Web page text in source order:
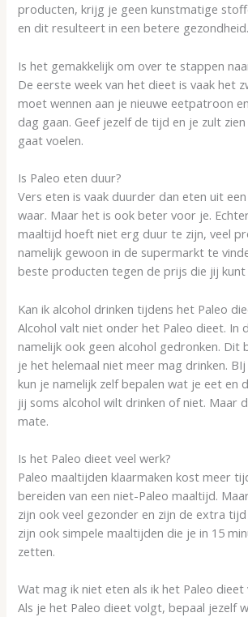
producten, krijg je geen kunstmatige
en dit resulteert in een betere gezondheid.
Is het gemakkelijk om over te stappen
De eerste week van het dieet is vaak het
moet wennen aan je nieuwe eetpatroon
dag gaan. Geef jezelf de tijd en je zult
gaat voelen.
Is Paleo eten duur?
Vers eten is vaak duurder dan eten uit
waar. Maar het is ook beter voor je.
maaltijd hoeft niet erg duur te zijn, veel
namelijk gewoon in de supermarkt te
beste producten tegen de prijs die jij kunt
Kan ik alcohol drinken tijdens het Paleo
Alcohol valt niet onder het Paleo dieet. In
namelijk ook geen alcohol gedronken. Dit
je het helemaal niet meer mag drinken.
kun je namelijk zelf bepalen wat je eet en
jij soms alcohol wilt drinken of niet. Maar
mate.
Is het Paleo dieet veel werk?
Paleo maaltijden klaarmaken kost meer
bereiden van een niet-Paleo maaltijd.
zijn ook veel gezonder en zijn de extra
zijn ook simpele maaltijden die je in 15
zetten.
Wat mag ik niet eten als ik het Paleo dieet
Als je het Paleo dieet volgt, bepaal jezelf